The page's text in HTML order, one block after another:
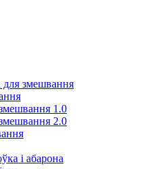
для змешвання
1.0
2.0
і абарона